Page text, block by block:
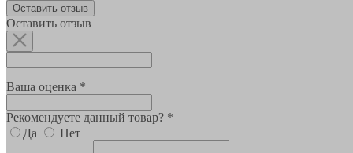
Оставить отзыв
Оставить отзыв
Ваша оценка *
Рекомендуете данный товар? *
Да
Нет